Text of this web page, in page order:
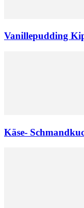
Vanillepudding
Käse-